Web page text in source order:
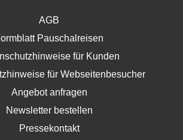
AGB
Pauschalreisen
für Kunden
für Webseitenbesucher
Angebot anfragen
Newsletter bestellen
Pressekontakt